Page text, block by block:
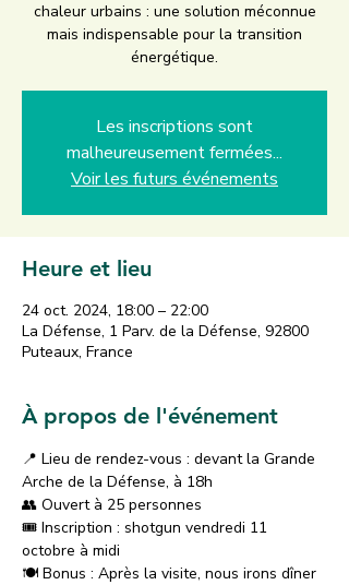
chaleur urbains : une solution méconnue
mais indispensable pour la transition
énergétique.
Les inscriptions sont
malheureusement fermées...
Voir les futurs événements
Heure et lieu
24 oct. 2024, 18:00 – 22:00
La Défense, 1 Parv. de la Défense, 92800
Puteaux, France
À propos de l'événement
📍 Lieu de rendez-vous : devant la Grande
Arche de la Défense, à 18h
👥 Ouvert à 25 personnes
🎟 Inscription : shotgun vendredi 11
octobre à midi
🍽 Bonus : Après la visite, nous irons dîner